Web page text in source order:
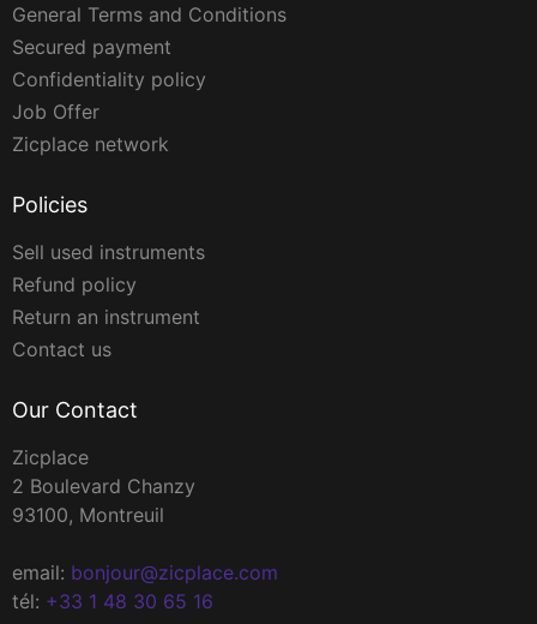
General Terms and Conditions
Secured payment
Confidentiality policy
Job Offer
Zicplace network
Policies
Sell used instruments
Refund policy
Return an instrument
Contact us
Our Contact
Zicplace
2 Boulevard Chanzy
93100, Montreuil
email: bonjour@zicplace.com
tél: +33 1 48 30 65 16